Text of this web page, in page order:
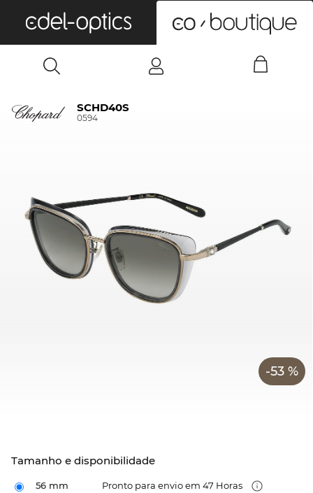
SCHD40S
0594
-53 %
Tamanho e disponibilidade
56 mm Pronto para envio em 47 Horas